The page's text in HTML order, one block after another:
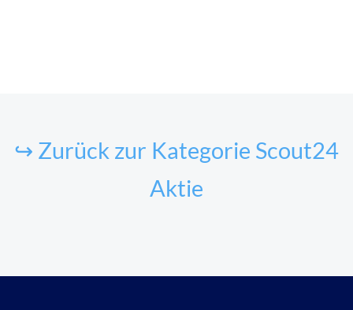
↪ Zurück zur Kategorie Scout24
Aktie